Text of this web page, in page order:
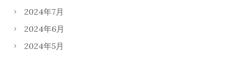
2024年7月
2024年6月
2024年5月